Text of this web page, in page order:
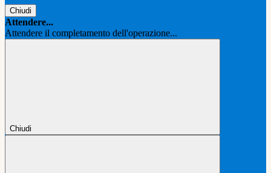
Chiudi
Attendere...
Attendere il completamento dell'operazione...
Chiudi